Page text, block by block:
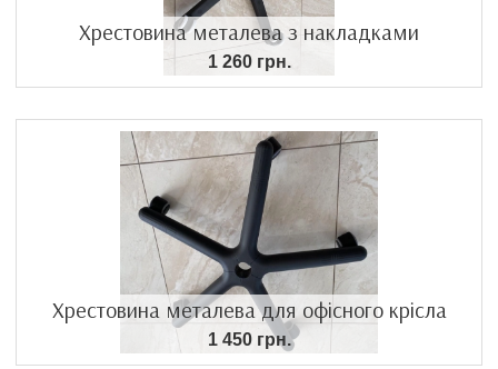
Хрестовина металева з накладками
1 260 грн.
Хрестовина металева для офісного крісла
1 450 грн.